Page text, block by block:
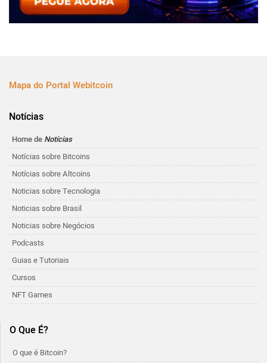
Mapa do Portal Webitcoin
Notícias
Home de Notícias
Notícias sobre Bitcoins
Notícias sobre Altcoins
Noticias sobre Tecnologia
Noticias sobre Brasil
Noticias sobre Negócios
Podcasts
Guias e Tutoriais
Cursos
NFT Games
O Que É?
O que é Bitcoin?